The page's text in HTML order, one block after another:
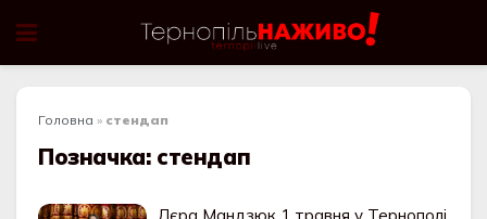
Головна » стендап
Позначка: стендап